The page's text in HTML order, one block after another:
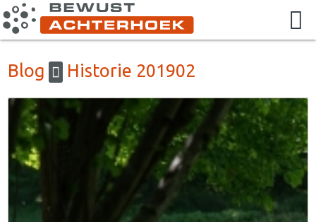
Blog Historie 201902